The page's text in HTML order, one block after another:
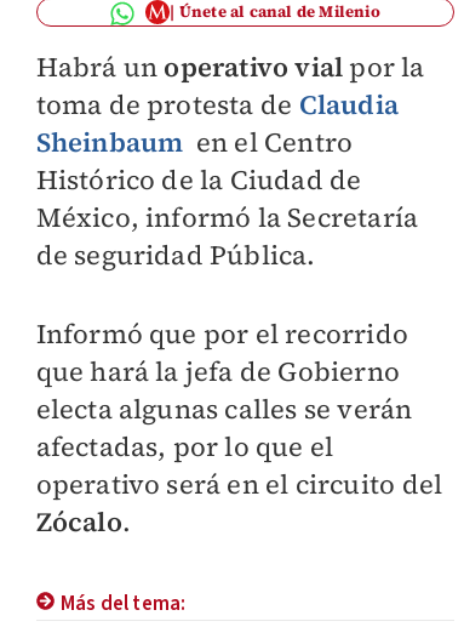
Únete al canal de Milenio
Habrá un operativo vial por la
toma de protesta de Claudia
Sheinbaum en el Centro
Histórico de la Ciudad de
México, informó la Secretaría
de seguridad Pública.
Informó que por el recorrido
que hará la jefa de Gobierno
electa algunas calles se verán
afectadas, por lo que el
operativo será en el circuito del
Zócalo.
Más del tema: